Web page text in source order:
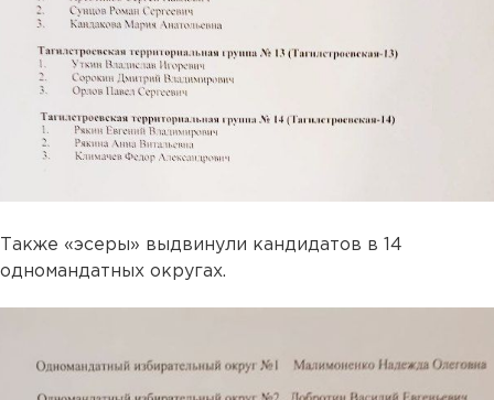
Также «эсеры» выдвинули кандидатов в 14
одномандатных округах.